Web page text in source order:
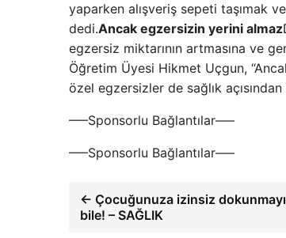
yaparken alışveriş sepeti taşımak
dedi.Ancak egzersizin yerini almaz
egzersiz miktarının artmasına ve
Öğretim Üyesi Hikmet Uçgun,
özel egzersizler de sağlık
—–Sponsorlu Bağlantılar—–
—–Sponsorlu Bağlantılar—–
← Çocuğunuza izinsiz
bile! – SAĞLIK